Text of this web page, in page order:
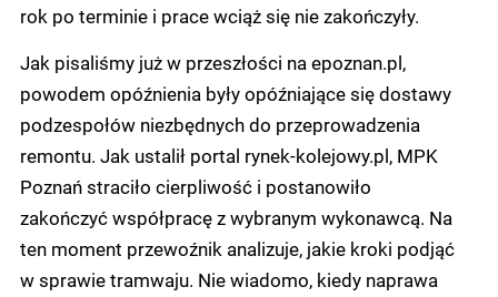
rok po terminie i prace wciąż się nie zakończyły.
Jak pisaliśmy już w przeszłości na epoznan.pl,
powodem opóźnienia były opóźniające się dostawy
podzespołów niezbędnych do przeprowadzenia
remontu. Jak ustalił portal rynek-kolejowy.pl, MPK
Poznań straciło cierpliwość i postanowiło
zakończyć współpracę z wybranym wykonawcą. Na
ten moment przewoźnik analizuje, jakie kroki podjąć
w sprawie tramwaju. Nie wiadomo, kiedy naprawa